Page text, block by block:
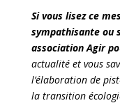
Si vous lisez ce
sympathisante ou
association Agir
actualité et vous
l’élaboration de
la transition